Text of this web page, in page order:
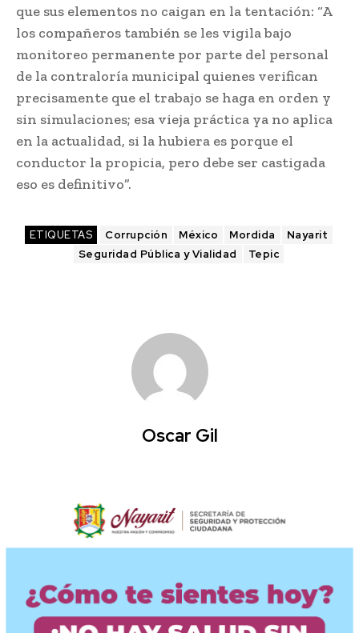
que sus elementos no caigan en la tentación: “A
los compañeros también se les vigila bajo
monitoreo permanente por parte del personal
de la contraloría municipal quienes verifican
precisamente que el trabajo se haga en orden y
sin simulaciones; esa vieja práctica ya no aplica
en la actualidad, si la hubiera es porque el
conductor la propicia, pero debe ser castigada
eso es definitivo”.
ETIQUETAS Corrupción México Mordida
Nayarit
Seguridad Pública y Vialidad
Tepic
Oscar Gil